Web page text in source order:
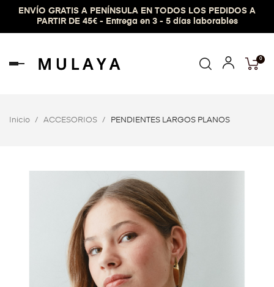
ENVÍO GRATIS A PENÍNSULA EN TODOS LOS PEDIDOS A
PARTIR DE 45€ - Entrega en 3 - 5 días laborables
Navegación
0
Inicio ACCESORIOS PENDIENTES LARGOS PLANOS